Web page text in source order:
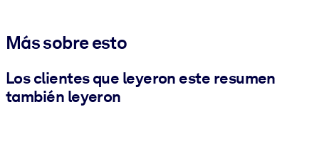
Más sobre esto
Los clientes que leyeron este resumen
también leyeron